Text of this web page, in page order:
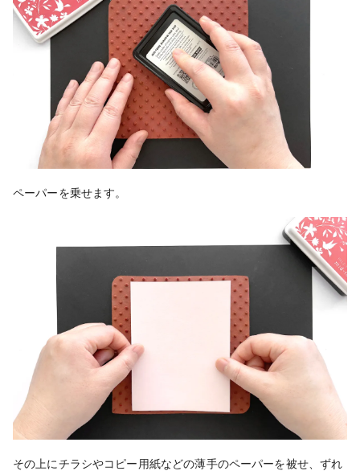
ペーパーを乗せます。
その上にチラシやコピー用紙などの薄手のペーパーを被せ、ずれ